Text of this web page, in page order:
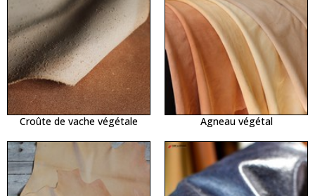
Croûte de vache végétale Agneau végétal